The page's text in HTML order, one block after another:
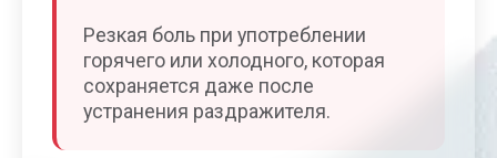
Резкая боль при употреблении
горячего или холодного, которая
сохраняется даже после
устранения раздражителя.